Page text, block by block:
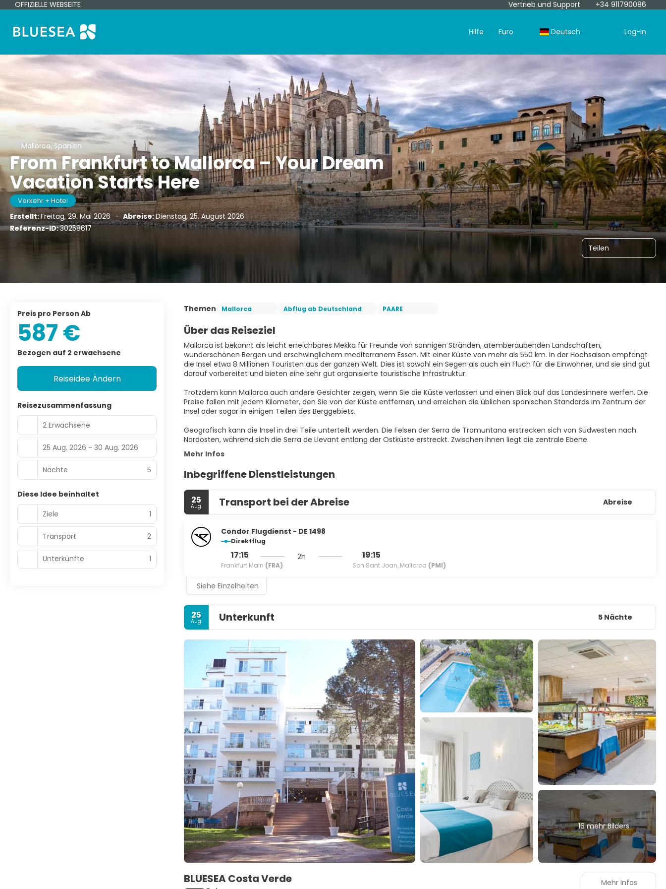
OFFIZIELLE WEBSEITE Vertrieb und Support +34 911790086
Hilfe Euro Deutsch Log-in
Mallorca, Spanien
From Frankfurt to Mallorca – Your Dream
Vacation Starts Here
Verkehr + Hotel
Erstellt:Freitag, 29. Mai 2026 - Abreise:Dienstag, 25. August 2026
Referenz-ID:30258617
Teilen
Themen Mallorca Abflug ab Deutschland PAARE
Über das Reiseziel
Mallorca ist bekannt als leicht erreichbares Mekka für Freunde von sonnigen Stränden, atemberaubenden Landschaften,
wunderschönen Bergen und erschwinglichem mediterranem Essen. Mit einer Küste von mehr als 550 km. In der Hochsaison empfängt
die Insel etwa 8 Millionen Touristen aus der ganzen Welt. Dies ist sowohl ein Segen als auch ein Fluch für die Einwohner, und sie sind gut
darauf vorbereitet und bieten eine sehr gut organisierte touristische Infrastruktur.
Trotzdem kann Mallorca auch andere Gesichter zeigen, wenn Sie die Küste verlassen und einen Blick auf das Landesinnere werfen. Die
Preise fallen mit jedem Kilometer, den Sie von der Küste entfernen, und erreichen die üblichen spanischen Standards im Zentrum der
Insel oder sogar in einigen Teilen des Berggebiets.
Geografisch kann die Insel in drei Teile unterteilt werden. Die Felsen der Serra de Tramuntana erstrecken sich von Südwesten nach
Mehr Infos
Inbegriffene Dienstleistungen
25
Aug. Transport bei der Abreise Abreise
Condor Flugdienst - DE 1498
Direktflug
17:15
Frankfurt Main (FRA)
2h 19:15
Son Sant Joan, Mallorca (PMI)
Siehe Einzelheiten
25
Aug. Unterkunft 5 Nächte
16 mehr Bilders
BLUESEA Costa Verde Mehr Infos
Preis pro Person Ab
587 €
Bezogen auf 2 erwachsene
Reiseidee Ändern
Reisezusammenfassung
2 Erwachsene
25 Aug. 2026 - 30 Aug. 2026
Nächte 5
Diese Idee beinhaltet
Ziele
1
Transport 2
Unterkünfte 1